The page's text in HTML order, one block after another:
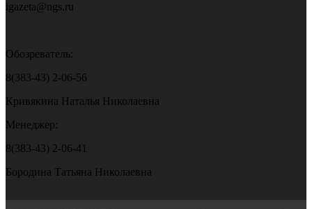
igazeta@ngs.ru
Обозреватель:
8(383-43) 2-06-56
Кривякина Наталья Николаевна
Менеджер:
8(383-43) 2-06-41
Бородина Татьяна Николаевна